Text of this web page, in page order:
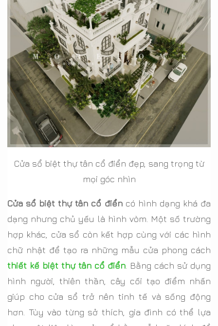
Cửa sổ biệt thự tân cổ điển đẹp, sang trọng từ
mọi góc nhìn
Cửa sổ biệt thự tân cổ điểncó hình dạng khá đa
dạng nhưng chủ yếu là hình vòm. Một số trường
hợp khác, cửa sổ còn kết hợp cùng với các hình
chữ nhật để tạo ra những mẫu cửa phong cách
thiết kế biệt thự tân cổ điển . Bằng cách sử dụng
hình người, thiên thần, cây cối tạo điểm nhấn
giúp cho cửa sổ trở nên tinh tế và sống động
hơn. Tùy vào từng sở thích, gia đình có thể lựa